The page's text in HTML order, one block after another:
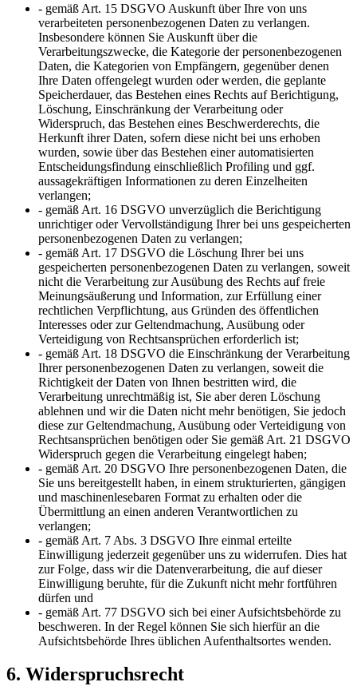
- gemäß Art. 15 DSGVO Auskunft über Ihre von uns
verarbeiteten personenbezogenen Daten zu verlangen.
Insbesondere können Sie Auskunft über die
Verarbeitungszwecke, die Kategorie der personenbezogenen
Daten, die Kategorien von Empfängern, gegenüber denen
Ihre Daten offengelegt wurden oder werden, die geplante
Speicherdauer, das Bestehen eines Rechts auf Berichtigung,
Löschung, Einschränkung der Verarbeitung oder
Widerspruch, das Bestehen eines Beschwerderechts, die
Herkunft ihrer Daten, sofern diese nicht bei uns erhoben
wurden, sowie über das Bestehen einer automatisierten
Entscheidungsfindung einschließlich Profiling und ggf.
aussagekräftigen Informationen zu deren Einzelheiten
verlangen;
- gemäß Art. 16 DSGVO unverzüglich die Berichtigung
unrichtiger oder Vervollständigung Ihrer bei uns gespeicherten
personenbezogenen Daten zu verlangen;
- gemäß Art. 17 DSGVO die Löschung Ihrer bei uns
gespeicherten personenbezogenen Daten zu verlangen, soweit
nicht die Verarbeitung zur Ausübung des Rechts auf freie
Meinungsäußerung und Information, zur Erfüllung einer
rechtlichen Verpflichtung, aus Gründen des öffentlichen
Interesses oder zur Geltendmachung, Ausübung oder
Verteidigung von Rechtsansprüchen erforderlich ist;
- gemäß Art. 18 DSGVO die Einschränkung der Verarbeitung
Ihrer personenbezogenen Daten zu verlangen, soweit die
Richtigkeit der Daten von Ihnen bestritten wird, die
Verarbeitung unrechtmäßig ist, Sie aber deren Löschung
ablehnen und wir die Daten nicht mehr benötigen, Sie jedoch
diese zur Geltendmachung, Ausübung oder Verteidigung von
Rechtsansprüchen benötigen oder Sie gemäß Art. 21 DSGVO
Widerspruch gegen die Verarbeitung eingelegt haben;
- gemäß Art. 20 DSGVO Ihre personenbezogenen Daten, die
Sie uns bereitgestellt haben, in einem strukturierten, gängigen
und maschinenlesebaren Format zu erhalten oder die
Übermittlung an einen anderen Verantwortlichen zu
verlangen;
- gemäß Art. 7 Abs. 3 DSGVO Ihre einmal erteilte
Einwilligung jederzeit gegenüber uns zu widerrufen. Dies hat
zur Folge, dass wir die Datenverarbeitung, die auf dieser
Einwilligung beruhte, für die Zukunft nicht mehr fortführen
dürfen und
- gemäß Art. 77 DSGVO sich bei einer Aufsichtsbehörde zu
beschweren. In der Regel können Sie sich hierfür an die
Aufsichtsbehörde Ihres üblichen Aufenthaltsortes wenden.
6. Widerspruchsrecht